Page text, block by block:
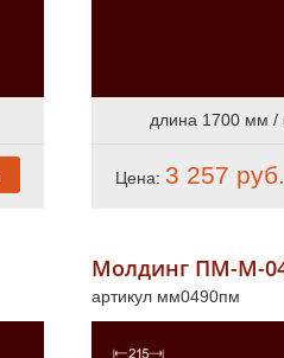
длина 1700 мм /
Цена: 3 257 руб.
Молдинг ПМ-М-
артикул мм0490пм